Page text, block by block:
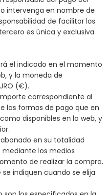
intervenga en nombre de
de facilitar los
es única y exclusiva
el indicado en el momento
y la moneda de
(€).
importe correspondiente al
las formas de pago que en
disponibles en la web, y
en su totalidad
los medios
de realizar la compra.
indiquen cuando se elija